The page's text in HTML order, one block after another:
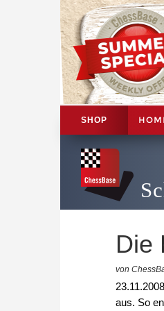
SHOP
Die
von
aus. So